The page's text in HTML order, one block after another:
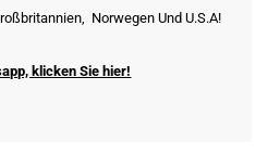
Norwegen Und U.S.A!
klicken Sie hier!